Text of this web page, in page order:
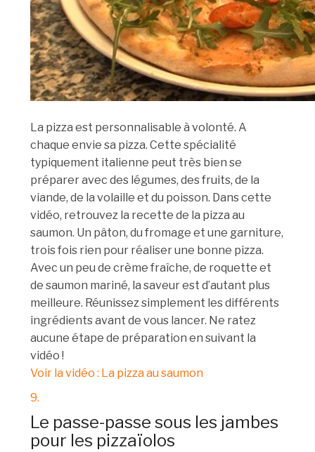
La pizza est personnalisable à volonté. A
chaque envie sa pizza. Cette spécialité
typiquement italienne peut très bien se
préparer avec des légumes, des fruits, de la
viande, de la volaille et du poisson. Dans cette
vidéo, retrouvez la recette de la pizza au
saumon. Un pâton, du fromage et une garniture,
trois fois rien pour réaliser une bonne pizza.
Avec un peu de crème fraîche, de roquette et
de saumon mariné, la saveur est d’autant plus
meilleure. Réunissez simplement les différents
ingrédients avant de vous lancer. Ne ratez
aucune étape de préparation en suivant la
vidéo !
Voir la vidéo : La pizza au saumon
9.
Le passe-passe sous les jambes
pour les pizzaïolos